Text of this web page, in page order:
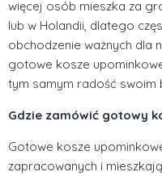
więcej osób mieszka za
lub w Holandii, dlatego
obchodzenie ważnych dla
gotowe kosze
tym samym radość swoim
Gdzie zamówić gotowy
Gotowe kosze
zapracowanych i